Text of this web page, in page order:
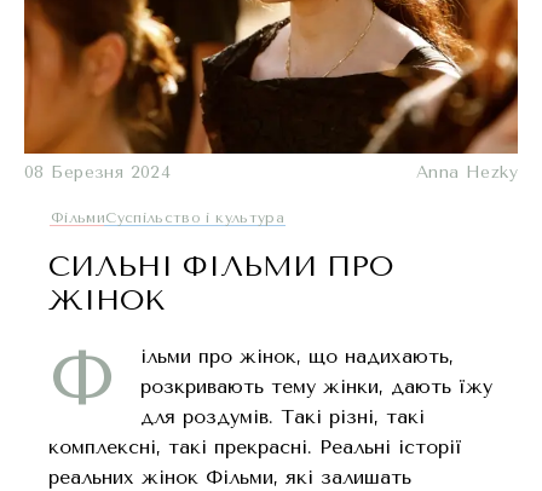
08 Березня 2024 Anna Hezky
ФільмиСуспільство і культура
СИЛЬНІ ФІЛЬМИ ПРО
ЖІНОК
Ф
ільми про жінок, що надихають,
розкривають тему жінки, дають їжу
для роздумів. Такі різні, такі
комплексні, такі прекрасні. Реальні історії
реальних жінок Фільми, які залишать